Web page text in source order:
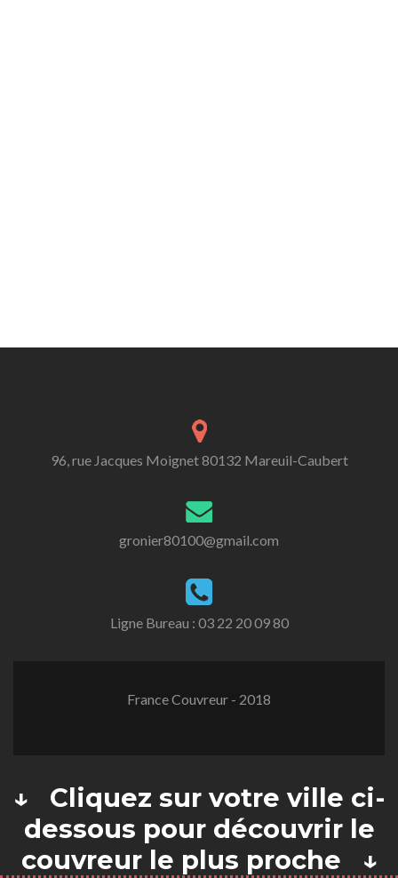
96, rue Jacques Moignet 80132 Mareuil-Caubert
gronier80100@gmail.com
Ligne Bureau : 03 22 20 09 80
France Couvreur - 2018
↓ Cliquez sur votre ville ci-
dessous pour découvrir le
couvreur le plus proche ↓